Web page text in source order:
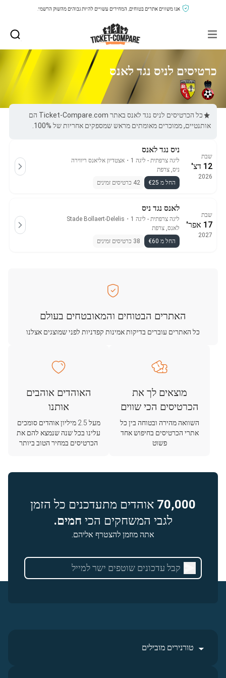
אנו משווים אתרים בטוחים, המחירים עשויים להיות גבוהים מהשוק הרשמי.
כרטיסים לניס נגד לאנס
כל הכרטיסים לניס נגד לאנס באתר Ticket-Compare.com הם
אותנטיים, ממוכרים מאומתים מראש שמספקים אחריות של 100%.
שבת
12 דצ'
2026
ניס נגד לאנס
ליגה צרפתית - ליגה 1 ・ אצטדיון אליאנס ריווירה
ניס, צרפת
החל מ €25
42 כרטיסים זמינים
שבת
17 אפר'
2027
לאנס נגד ניס
ליגה צרפתית - ליגה 1 ・
Stade Bollaert-Delelis
לאנס, צרפת
החל מ €60
38 כרטיסים זמינים
האתרים הבטוחים והמאובטחים בעולם
כל האתרים עוברים בדיקות אמינות קפדניות לפני שמוצגים אצלנו
מוצאים לך את
הכרטיסים הכי שווים
השוואה מהירה ובטוחה בין כל
אתרי הכרטיסים בחיפוש אחד
פשוט
האוהדים אוהבים
אותנו
מעל 2.5 מיליון אוהדים סומכים
עלינו בכל שנה שנמצא להם את
הכרטיסים במחיר הטוב ביותר
70,000 אוהדים מתעדכנים כל הזמן
לגבי המשחקים הכי חמים.
אתה מוזמן להצטרף אליהם.
טורנירים מובילים